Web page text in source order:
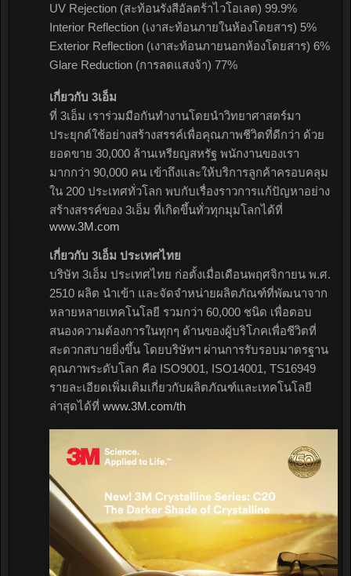
UV Rejection (สะท้อนรังสีอัลตร้าไวโอเลต) 99.9%
Interior Reflection (เงาสะท้อนภายในห้องโดยสาร) 5%
Exterior Reflection (เงาสะท้อนภายนอกห้องโดยสาร) 6%
Glare Reduction (การลดแสงจ้า) 77%
เกี่ยวกับ 3เอ็ม
ที่ 3เอ็ม เราร่วมมือกันทำงานโดยนำวิทยาศาสตร์มา
ประยุกต์ใช้อย่างสร้างสรรค์เพื่อคุณภาพชีวิตที่ดีกว่า ด้วย
ยอดขาย 30,000 ล้านเหรียญสหรัฐ พนักงานของเรา
มากกว่า 90,000 คน เข้าถึงและให้บริการลูกค้าครอบคลุม
ใน 200 ประเทศทั่วโลก พบกับเรื่องราวการแก้ปัญหาอย่าง
สร้างสรรค์ของ 3เอ็ม ที่เกิดขึ้นทั่วทุกมุมโลกได้ที่
www.3M.com
เกี่ยวกับ 3เอ็ม ประเทศไทย
บริษัท 3เอ็ม ประเทศไทย ก่อตั้งเมื่อเดือนพฤศจิกายน พ.ศ.
2510 ผลิต นำเข้า และจัดจำหน่ายผลิตภัณฑ์ที่พัฒนาจาก
หลายหลายเทคโนโลยี รวมกว่า 60,000 ชนิด เพื่อตอบ
สนองความต้องการในทุกๆ ด้านของผู้บริโภคเพื่อชีวิตที่
สะดวกสบายยิ่งขึ้น โดยบริษัทฯ ผ่านการรับรอบมาตรฐาน
คุณภาพระดับโลก คือ ISO9001, ISO14001, TS16949
รายละเอียดเพิ่มเติมเกี่ยวกับผลิตภัณฑ์และเทคโนโลยี
ล่าสุดได้ที่ www.3M.com/th